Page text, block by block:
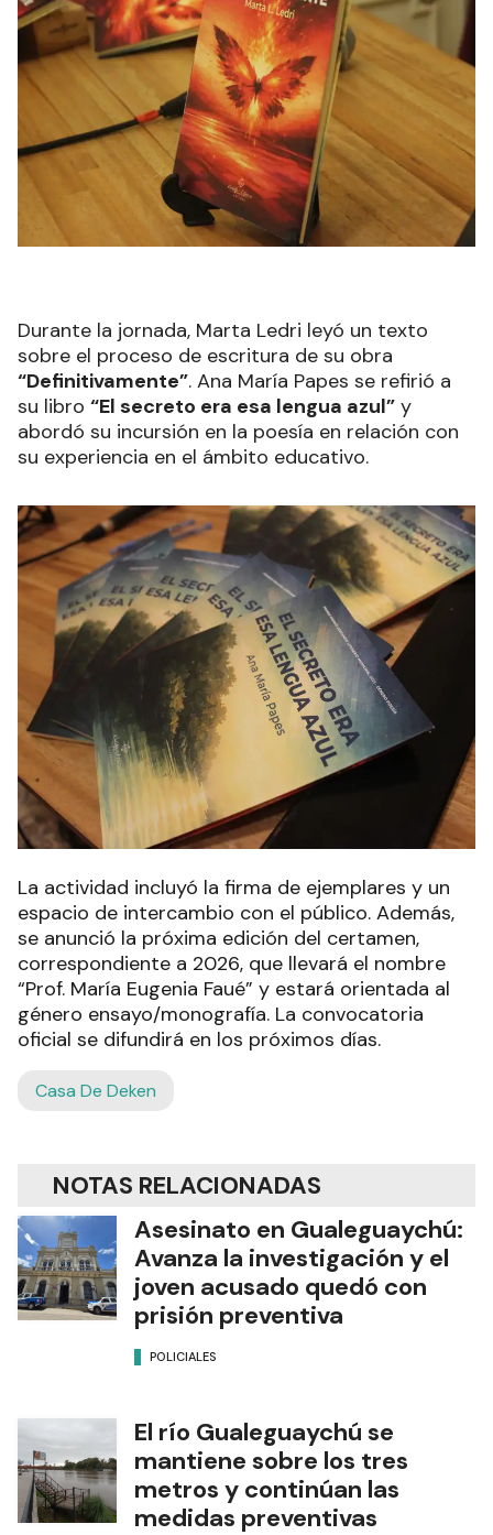
Durante la jornada, Marta Ledri leyó un texto
sobre el proceso de escritura de su obra
“Definitivamente”. Ana María Papes se refirió a
su libro “El secreto era esa lengua azul” y
abordó su incursión en la poesía en relación con
su experiencia en el ámbito educativo.
La actividad incluyó la firma de ejemplares y un
espacio de intercambio con el público. Además,
se anunció la próxima edición del certamen,
correspondiente a 2026, que llevará el nombre
“Prof. María Eugenia Faué” y estará orientada al
género ensayo/monografía. La convocatoria
oficial se difundirá en los próximos días.
Casa De Deken
NOTAS RELACIONADAS
Asesinato en Gualeguaychú:
Avanza la investigación y el
joven acusado quedó con
prisión preventiva
POLICIALES
El río Gualeguaychú se
mantiene sobre los tres
metros y continúan las
medidas preventivas